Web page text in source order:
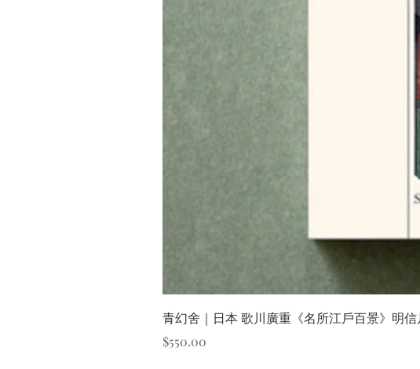
青幻舍｜日本 歌川廣重《名所江戶百景》明
價格
$550.00